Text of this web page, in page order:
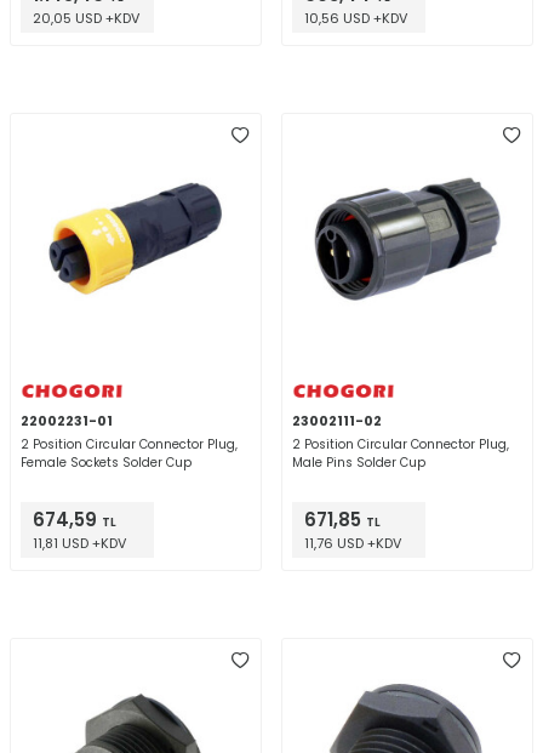
20,05 USD +KDV 10,56 USD +KDV
22002231-01
2 Position Circular Connector Plug,
Female Sockets Solder Cup
674,59 TL
11,81 USD +KDV
23002111-02
2 Position Circular Connector Plug,
Male Pins Solder Cup
671,85 TL
11,76 USD +KDV